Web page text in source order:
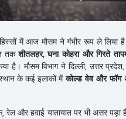
में आज मौसम ने गंभीर रूप ले लिया
तकशीतलहर, घना कोहरा और गिरते
है। मौसम विभाग ने दिल्ली, उत्तर
के कई इलाकों मेंकोल्ड वेव और फॉग
और हवाई यातायात पर भी असर पड़ा